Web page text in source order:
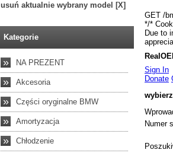
usuń aktualnie wybrany model [X]
Kategorie
» NA PREZENT
» Akcesoria
» Części oryginalne BMW
» Amortyzacja
» Chłodzenie